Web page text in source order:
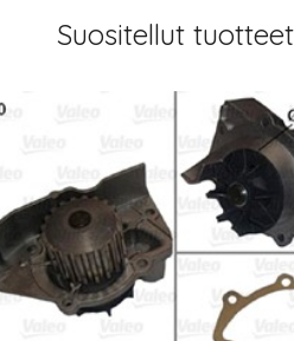
Suositellut tuotteet